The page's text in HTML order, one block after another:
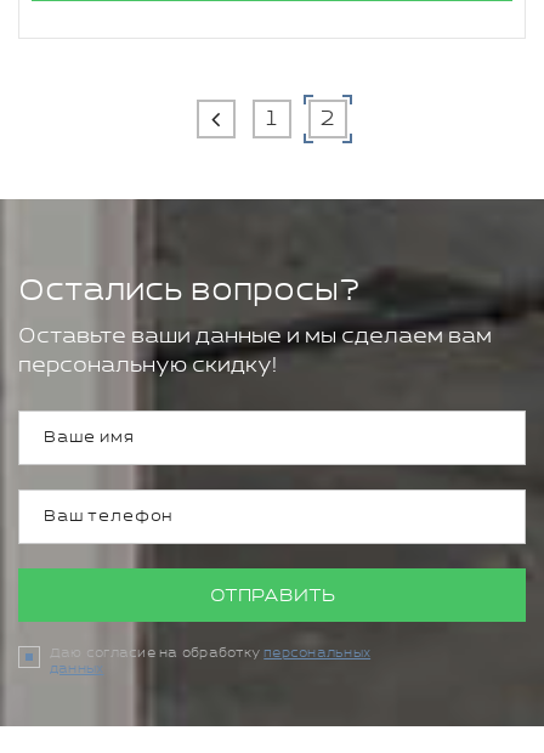
1 2
Остались вопросы?
Оставьте ваши данные и мы сделаем вам
персональную скидку!
ОТПРАВИТЬ
Даю согласие на обработкуперсональных
данных